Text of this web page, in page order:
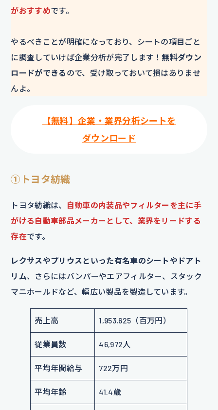
がおすすめです。
やるべきことが明確になっており、シートの項目ごと
に調査していけば企業分析が完了します！無料ダウン
ロードができる ので、受け取っておいて損はありませ
んよ。
【無料】企業・業界分析シートを
ダウンロード
①トヨタ紡織
トヨタ紡織は、
自動車の内装品やフィルターを主に手
がける自動車部品メーカーとして、業界をリードする
存在です。
レクサスやプリウスといった有名車のシートやドアト
リム、さらにはバンパーやエアフィルター、スタック
マニホールドなど、幅広い製品を製造しています。
売上高 1,953,625（百万円）
従業員数 46,972人
平均年間給与 722万円
平均年齢 41.4歳